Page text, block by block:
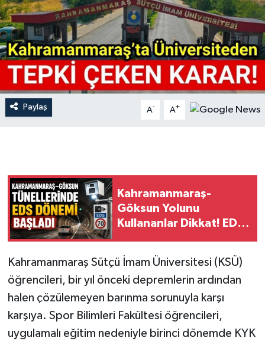
Paylaş A- A+
Kahramanmaraş-
Göksun Yolunu
Kullananlar Dikkat! EDS
Kahramanmaraş Sütçü İmam Üniversitesi (KSÜ)
öğrencileri, bir yıl önceki depremlerin ardından
halen çözülemeyen barınma sorunuyla karşı
karşıya. Spor Bilimleri Fakültesi öğrencileri,
uygulamalı eğitim nedeniyle birinci dönemde KYK
KÜLTÜR-SANAT
KSÜ
DÜNYA
ROPORTAJ
KADIN-AİLE
YEREL YÖNETİM
MEDYA
SEÇİM 2011
ÜÇÜNCÜ SAYFA
BİLİMNET